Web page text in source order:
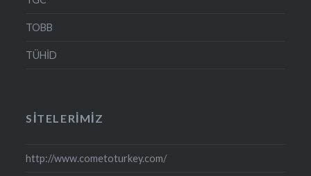
TOBB
TÜHİD
SITELERIMIZ
http://www.cometoturkey.com/